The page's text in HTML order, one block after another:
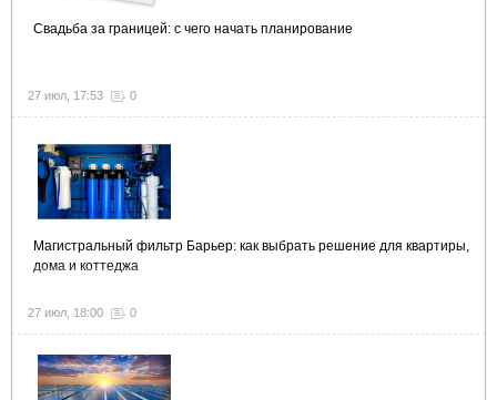
Свадьба за границей: с чего начать планирование
27 июл, 17:53 0
Магистральный фильтр Барьер: как выбрать решение для квартиры,
дома и коттеджа
27 июл, 18:00 0